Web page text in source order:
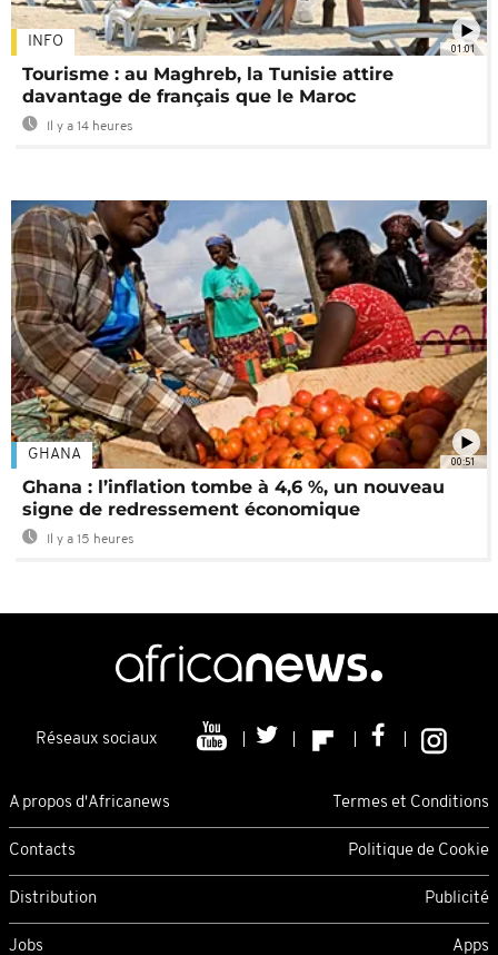
01:01
INFO
Tourisme : au Maghreb, la Tunisie attire
davantage de français que le Maroc
Il y a 14 heures
00:51
GHANA
Ghana : l’inflation tombe à 4,6 %, un nouveau
signe de redressement économique
Il y a 15 heures
Réseaux sociaux
A propos d'Africanews Termes et Conditions
Contacts Politique de Cookie
Distribution Publicité
Jobs Apps